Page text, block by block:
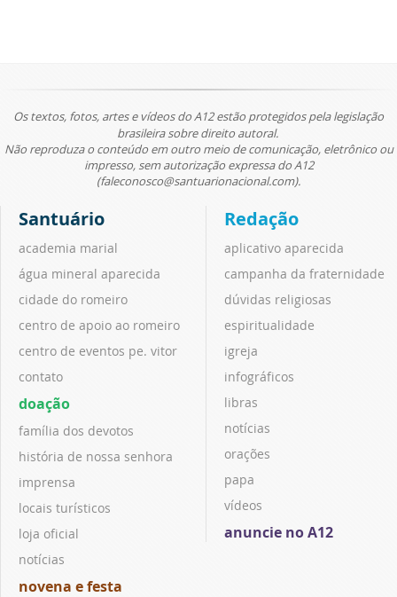
Os textos, fotos, artes e vídeos do A12 estão protegidos pela legislação
brasileira sobre direito autoral.
Não reproduza o conteúdo em outro meio de comunicação, eletrônico ou
impresso, sem autorização expressa do A12
(faleconosco@santuarionacional.com).
Santuário
academia marial
água mineral aparecida
cidade do romeiro
centro de apoio ao romeiro
centro de eventos pe. vitor
contato
doação
família dos devotos
história de nossa senhora
imprensa
locais turísticos
loja oficial
notícias
novena e festa
Redação
aplicativo aparecida
campanha da fraternidade
dúvidas religiosas
espiritualidade
igreja
infográficos
libras
notícias
orações
papa
vídeos
anuncie no A12